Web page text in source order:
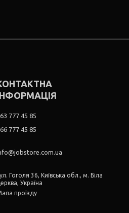
777 45 85
777 45 85
Гоголя 36, Київська обл., м. Біла
Україна
проїзду